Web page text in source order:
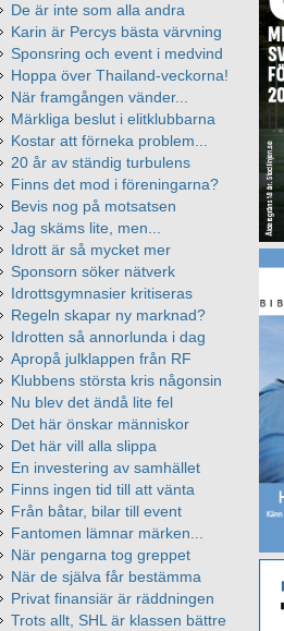
De är inte som alla andra
Karin är Percys bästa värvning
Sponsring och event i medvind
Hoppa över Thailand-veckorna!
När framgången vänder...
Märkliga beslut i elitklubbarna
Kostar att förneka problem...
20 år av ständig turbulens
Finns det mod i föreningarna?
Bevis nog på motsatsen
Jag skäms lite, men...
Idrott är så mycket mer
Sponsorn söker nätverk
Idrottsgymnasier kritiseras
Regeln skapar ny marknad?
Idrotten så annorlunda i dag
Apropå julklappen från RF
Klubbens största kris någonsin
Nu blev det ändå lite fel
Det här önskar människor
Det här vill alla slippa
En investering av samhället
Finns ingen tid till att vänta
Från båtar, bilar till event
Fantomen lämnar märken...
När pengarna tog greppet
När de själva får bestämma
Privat finansiär är räddningen
Trots allt, SHL är klassen bättre